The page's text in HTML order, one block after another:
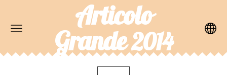
Articolo
Grande2014